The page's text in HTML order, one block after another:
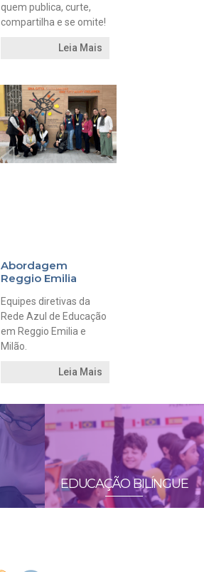
quem publica, curte,
compartilha e se omite!
Leia Mais
Abordagem
Reggio Emilia
Equipes diretivas da
Rede Azul de Educação
em Reggio Emilia e
Milão.
Leia Mais
EDUCAÇÃO BILÍNGUE